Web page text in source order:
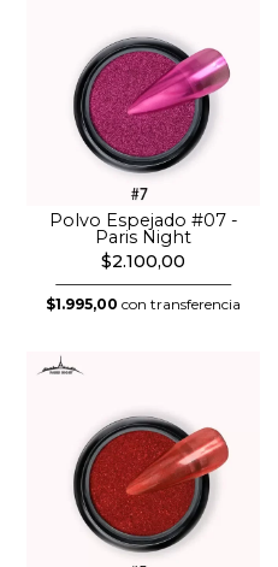
Polvo Espejado #07 -
Paris Night
$2.100,00
$1.995,00 con transferencia